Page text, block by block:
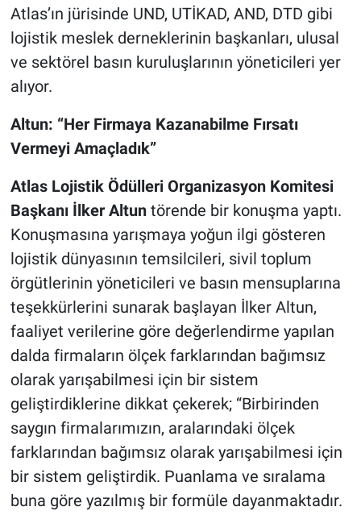
Atlas’ın jürisinde UND, UTİKAD, AND, DTD gibi
lojistik meslek derneklerinin başkanları, ulusal
ve sektörel basın kuruluşlarının yöneticileri yer
alıyor.
Altun: “Her Firmaya Kazanabilme Fırsatı
Vermeyi Amaçladık”
Atlas Lojistik Ödülleri Organizasyon Komitesi
Başkanı İlker Altun törende bir konuşma yaptı.
Konuşmasına yarışmaya yoğun ilgi gösteren
lojistik dünyasının temsilcileri, sivil toplum
örgütlerinin yöneticileri ve basın mensuplarına
teşekkürlerini sunarak başlayan İlker Altun,
faaliyet verilerine göre değerlendirme yapılan
dalda firmaların ölçek farklarından bağımsız
olarak yarışabilmesi için bir sistem
geliştirdiklerine dikkat çekerek; “Birbirinden
saygın firmalarımızın, aralarındaki ölçek
farklarından bağımsız olarak yarışabilmesi için
bir sistem geliştirdik. Puanlama ve sıralama
buna göre yazılmış bir formüle dayanmaktadır.